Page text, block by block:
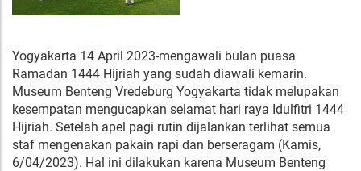
Yogyakarta 14 April 2023-mengawali bulan puasa
Ramadan 1444 Hijriah yang sudah diawali kemarin.
Museum Benteng Vredeburg Yogyakarta tidak melupakan
kesempatan mengucapkan selamat hari raya Idulfitri 1444
Hijriah. Setelah apel pagi rutin dijalankan terlihat semua
staf mengenakan pakain rapi dan berseragam (Kamis,
6/04/2023). Hal ini dilakukan karena Museum Benteng